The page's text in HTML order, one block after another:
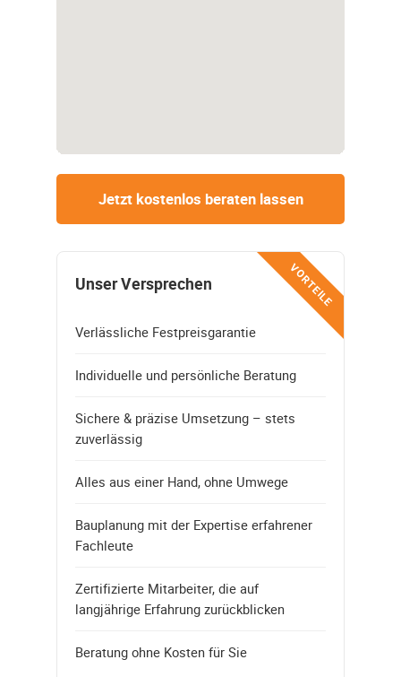
Jetzt kostenlos beraten lassen
VORTEILE
Unser Versprechen
Verlässliche Festpreisgarantie
Individuelle und persönliche Beratung
Sichere & präzise Umsetzung – stets
zuverlässig
Alles aus einer Hand, ohne Umwege
Bauplanung mit der Expertise erfahrener
Fachleute
Zertifizierte Mitarbeiter, die auf
langjährige Erfahrung zurückblicken
Beratung ohne Kosten für Sie